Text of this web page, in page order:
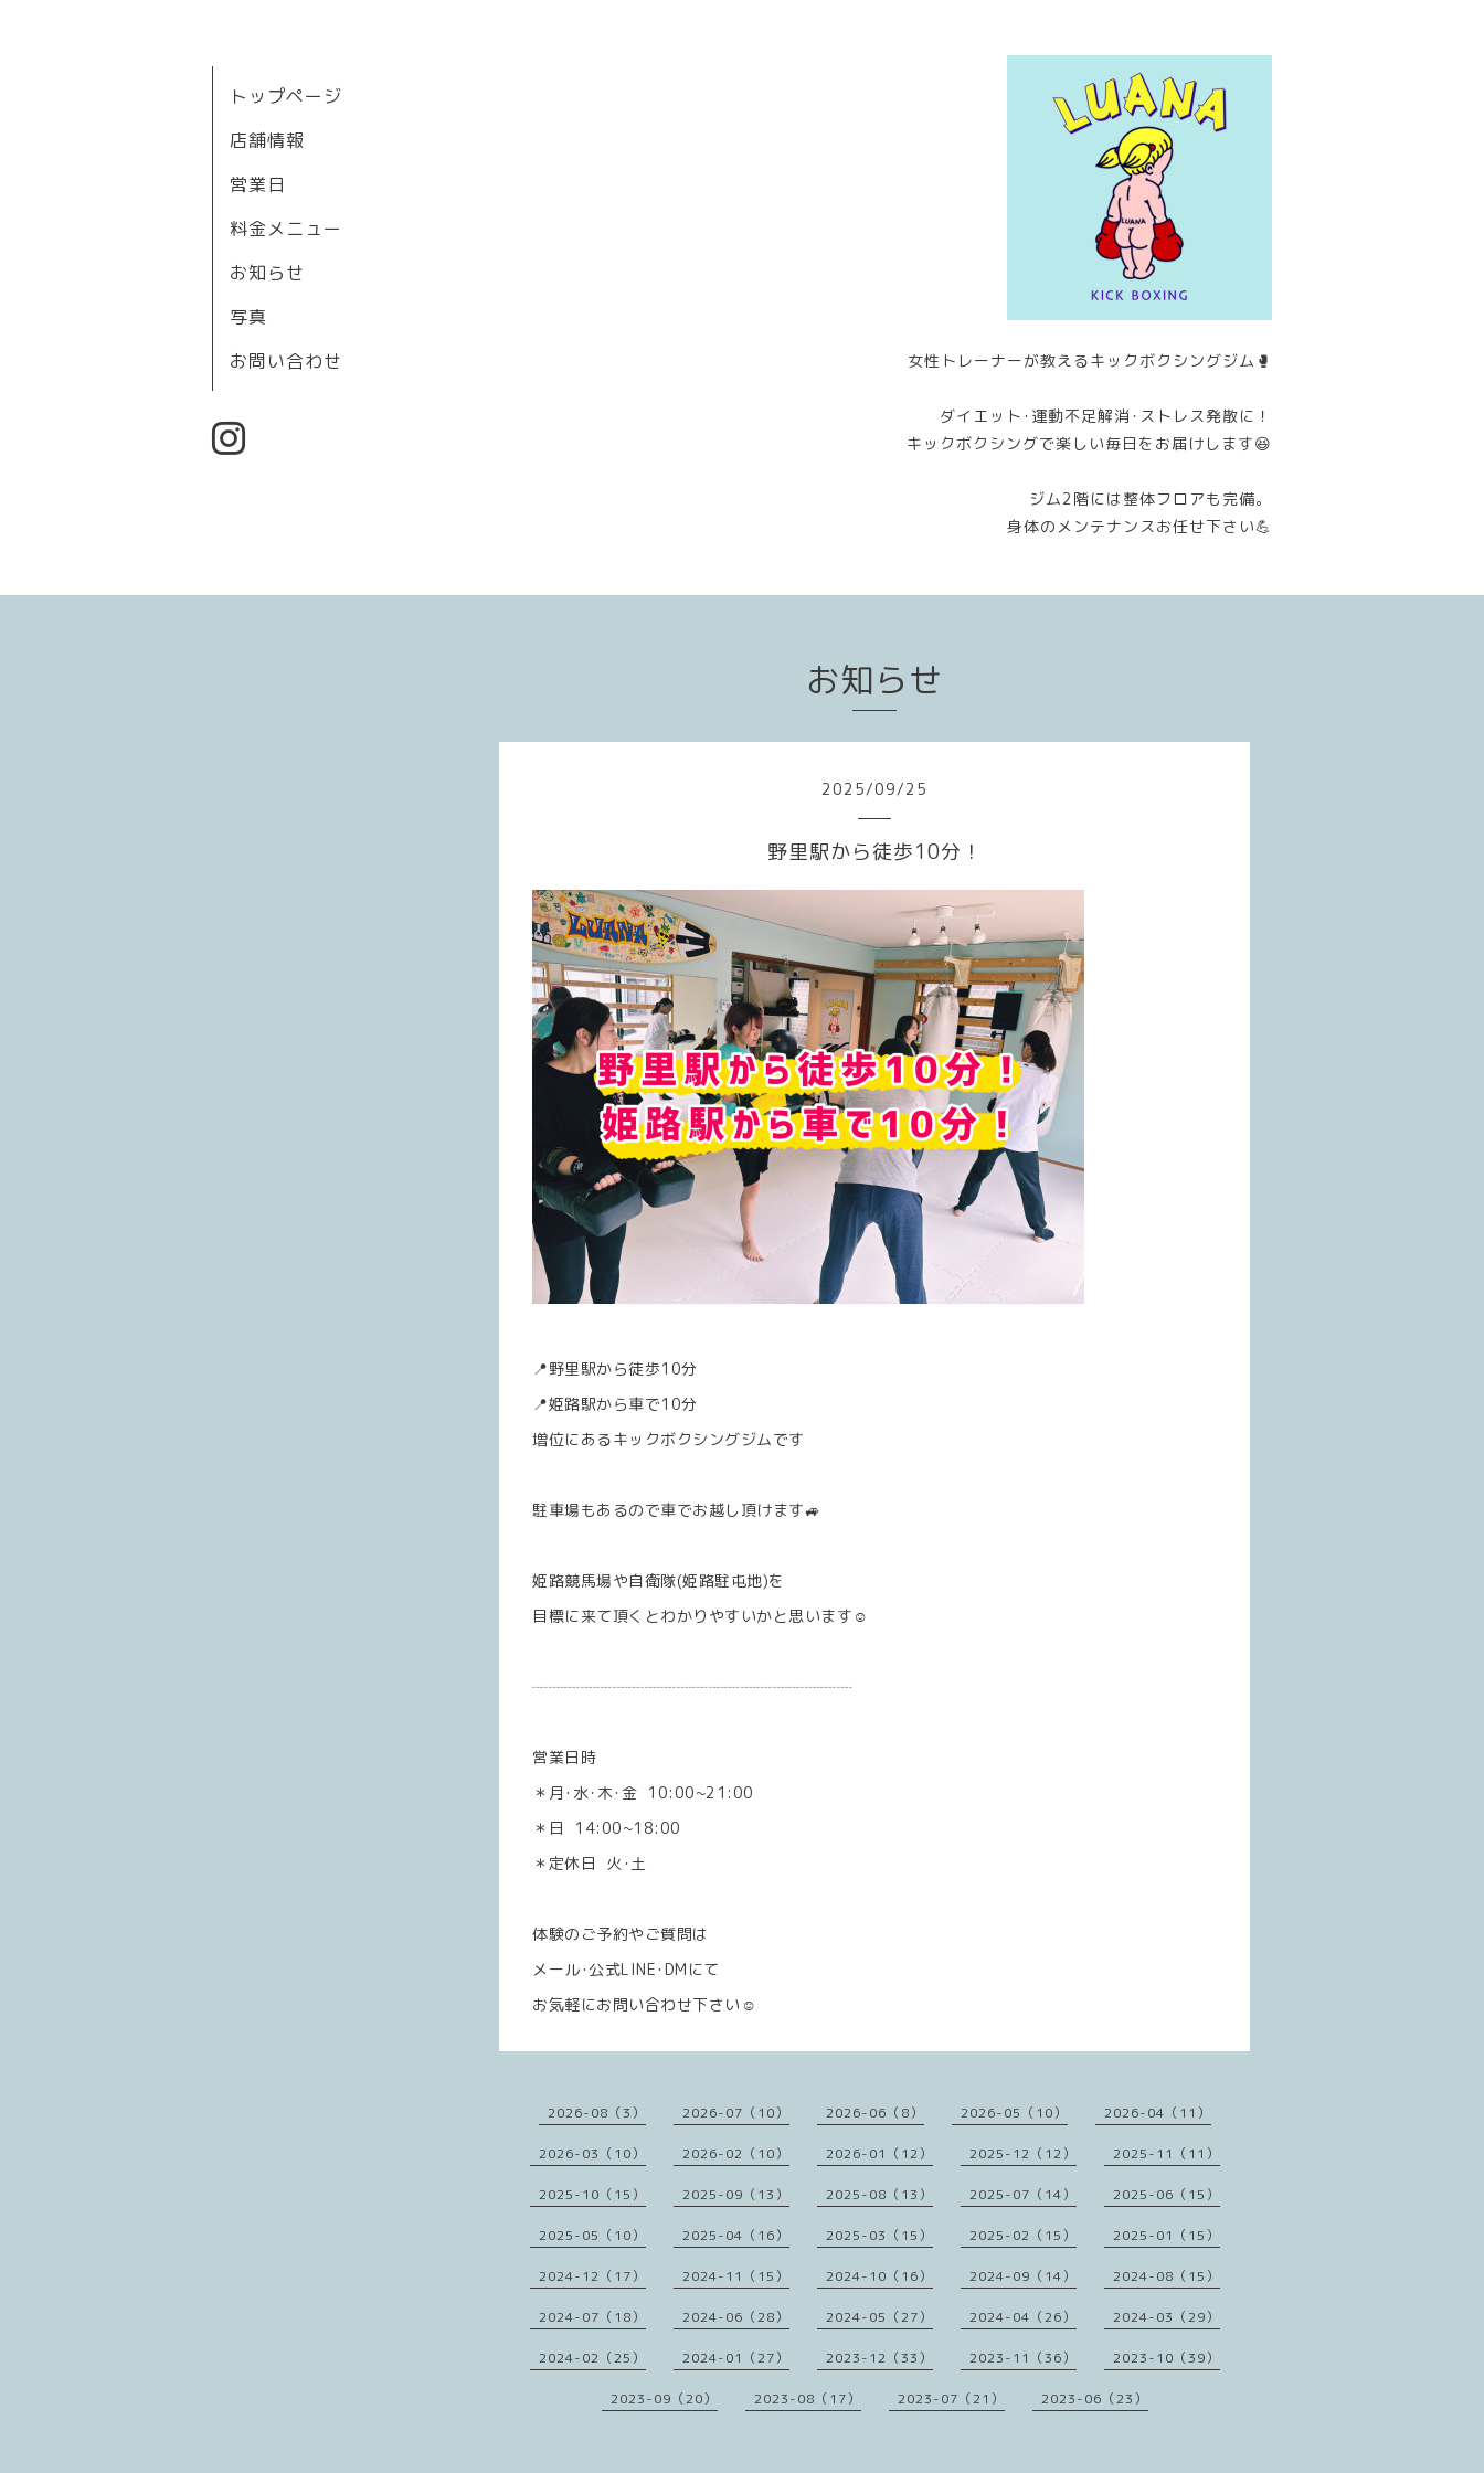
女性トレーナーが教えるキックボクシングジム🥊
ダイエット･運動不足解消･ストレス発散に！
キックボクシングで楽しい毎日をお届けします😆
ジム2階には整体フロアも完備。
身体のメンテナンスお任せ下さい💪
トップページ
店舗情報
営業日
料金メニュー
お知らせ
写真
お問い合わせ
お知らせ
2025/09/25
野里駅から徒歩10分！
📍野里駅から徒歩10分
📍姫路駅から車で10分
増位にあるキックボクシングジムです
駐車場もあるので車でお越し頂けます🚙
姫路競馬場や自衛隊(姫路駐屯地)を
目標に来て頂くとわかりやすいかと思います☺️
┈┈┈┈┈┈┈┈┈┈┈┈┈┈┈┈┈┈┈┈
営業日時
＊月･水･木･金 10:00~21:00
＊日 14:00~18:00
＊定休日 火･土
体験のご予約やご質問は
メール･公式LINE･DMにて
お気軽にお問い合わせ下さい☺️
2026-08（3） 2026-07（10） 2026-06（8） 2026-05（10） 2026-04（11）
2026-03（10） 2026-02（10） 2026-01（12） 2025-12（12） 2025-11（11）
2025-10（15） 2025-09（13） 2025-08（13） 2025-07（14） 2025-06（15）
2025-05（10） 2025-04（16） 2025-03（15） 2025-02（15） 2025-01（15）
2024-12（17） 2024-11（15） 2024-10（16） 2024-09（14） 2024-08（15）
2024-07（18） 2024-06（28） 2024-05（27） 2024-04（26） 2024-03（29）
2024-02（25） 2024-01（27） 2023-12（33） 2023-11（36） 2023-10（39）
2023-09（20） 2023-08（17） 2023-07（21） 2023-06（23）